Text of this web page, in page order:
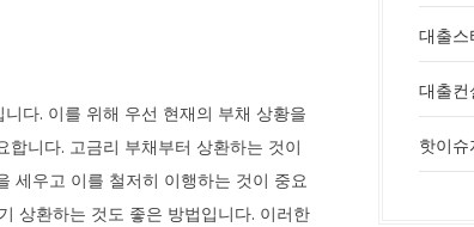
다. 이를 위해 우선 현재의 부채 상황을
니다. 고금리 부채부터 상환하는 것이
세우고 이를 철저히 이행하는 것이 중요
상환하는 것도 좋은 방법입니다. 이러한
대출스
대출컨
핫이슈